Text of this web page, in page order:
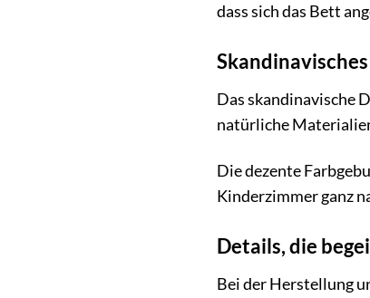
dass sich das Bett
Das skandinavische
natürliche
Die dezente
Kinderzimmer ganz
Details, die
Bei der Herstellung